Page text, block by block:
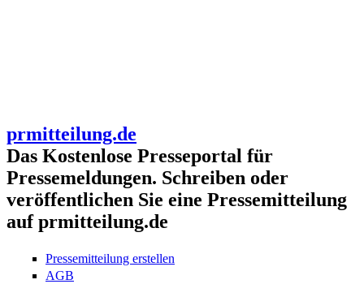
prmitteilung.de
Das Kostenlose Presseportal für
Pressemeldungen. Schreiben oder
veröffentlichen Sie eine Pressemitteilung
auf prmitteilung.de
Pressemitteilung erstellen
AGB